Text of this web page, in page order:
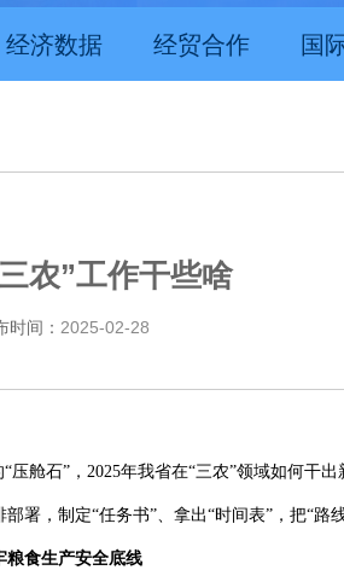
经济数据 经贸合作 国
农”工作干些啥
时间： 2025-02-28
舱石”，2025年我省在“三农”领域如何干
，制定“任务书”、拿出“时间表”，把“路线
粮食生产安全底线